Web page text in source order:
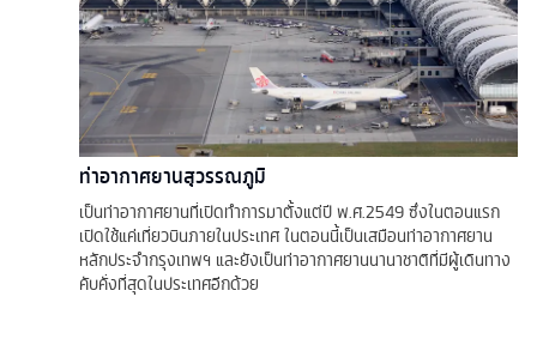
ท่าอากาศยานสุวรรณภูมิ
เป็นท่าอากาศยานที่เปิดทำการมาตั้งแต่ปี พ.ศ.2549 ซึ่งในตอนแรก
เปิดใช้แค่เที่ยวบินภายในประเทศ ในตอนนี้เป็นเสมือนท่าอากาศยาน
หลักประจำกรุงเทพฯ และยังเป็นท่าอากาศยานนานาชาติที่มีผู้เดินทาง
คับคั่งที่สุดในประเทศอีกด้วย